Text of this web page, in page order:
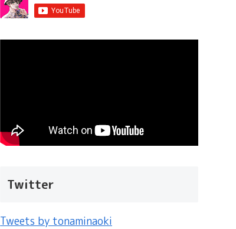
Twitter
Tweets by tonaminaoki